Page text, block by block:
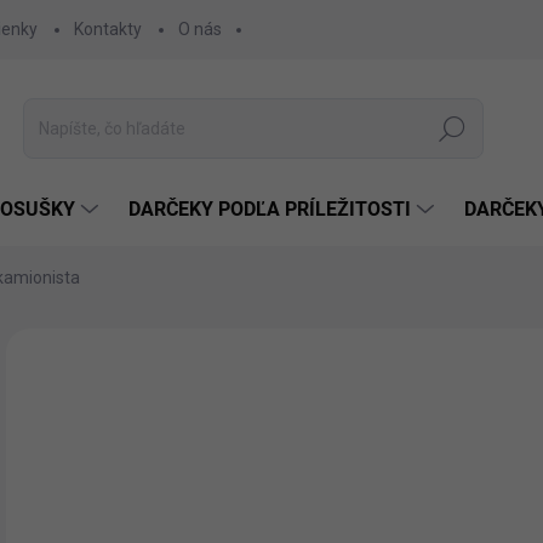
Kontakty O nás
Hľadať
DARČEKY PODĽA PRÍLEŽITOSTI